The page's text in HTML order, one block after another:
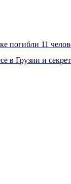
погибли 11
в Грузии и